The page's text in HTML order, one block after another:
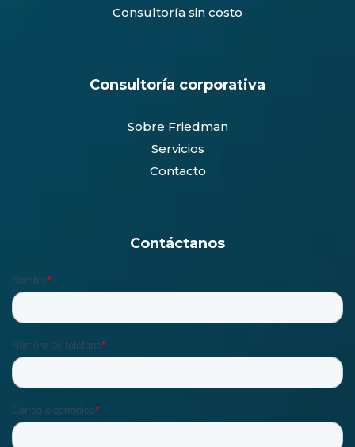
Consultoría sin costo
Consultoría corporativa
Sobre Friedman
Servicios
Contacto
Contáctanos